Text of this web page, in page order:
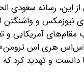
این، رسانه سعودی
نیوزمکس و واشنگتن
آمریکایی و
هری اس
و تهدید کرد